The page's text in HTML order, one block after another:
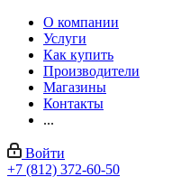
О компании
Услуги
Как купить
Производители
Магазины
Контакты
...
Войти
+7 (812) 372-60-50